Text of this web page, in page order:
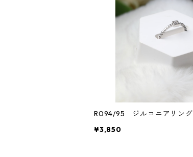
R094/95 ジルコニアリング
¥3,850